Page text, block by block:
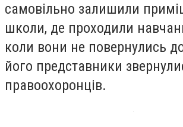
самовільно залишили
школи, де проходили
коли вони не повернулись
його представники
правоохоронців.